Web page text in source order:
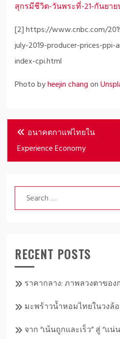
สุกรมีชีวิต-วันพระที่-21-กันยาย
[2] https://www.cnbc.com/
july-2019-producer-prices-ppi-
index-cpi.html
Photo byheejin changon
Post
navigation
อนาคตกาแฟไทยใน
Experience Economy
Search
for:
RECENT POSTS
ราคากลาง: ภาพลวงตาขอ
มะพร้าวน้ำหอมไทยในวงล้
จาก “เน้นถูกและเร็ว” สู่ “